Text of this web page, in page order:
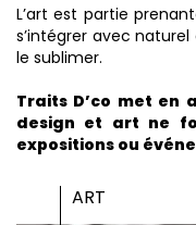
L’art est partie
s’intégrer avec
le sublimer.
Traits D’co met en
design et art ne
expositions ou
ART